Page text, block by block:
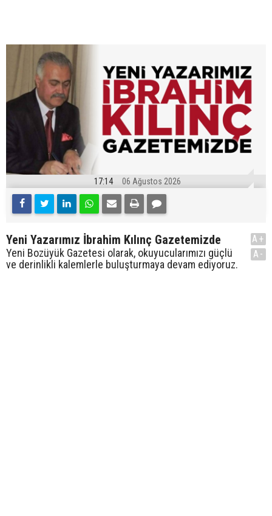
17:14 06 Ağustos 2026
Yeni Yazarımız İbrahim Kılınç Gazetemizde
Yeni Bozüyük Gazetesi olarak, okuyucularımızı güçlü
ve derinlikli kalemlerle buluşturmaya devam ediyoruz.
A+
A-